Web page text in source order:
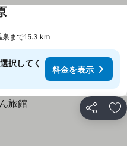
泉まで15.3 km
択してく
料金を表示
シェア お